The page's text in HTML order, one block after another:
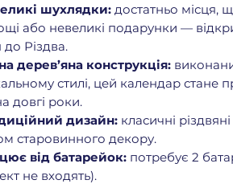
шухлядки: достатньо місця,
або невеликі подарунки —
Різдва.
дерев’яна конструкція:
стилі, цей календар стане
довгі роки.
дизайн: класичні
старовинного декору.
від батарейок: потребує 2
не входять).